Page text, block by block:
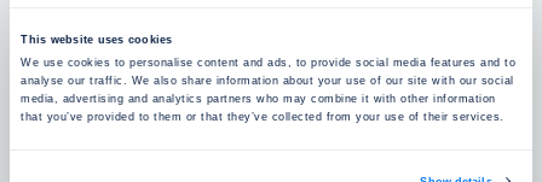
This website uses cookies
We use cookies to personalise content and ads, to provide social media features and to
analyse our traffic. We also share information about your use of our site with our social
media, advertising and analytics partners who may combine it with other information
that you’ve provided to them or that they’ve collected from your use of their services.
Zjistěte, co o našem prověření říkají lidé